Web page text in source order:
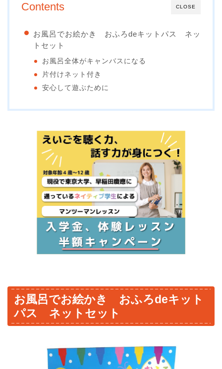
CLOSE
Contents
お風呂でお絵かき おふろdeキットパス ネッ
トセット
お風呂全体がキャンバスになる
片付けネット付き
安心して遊ぶために
お風呂でお絵かき おふろdeキット
パス ネットセット